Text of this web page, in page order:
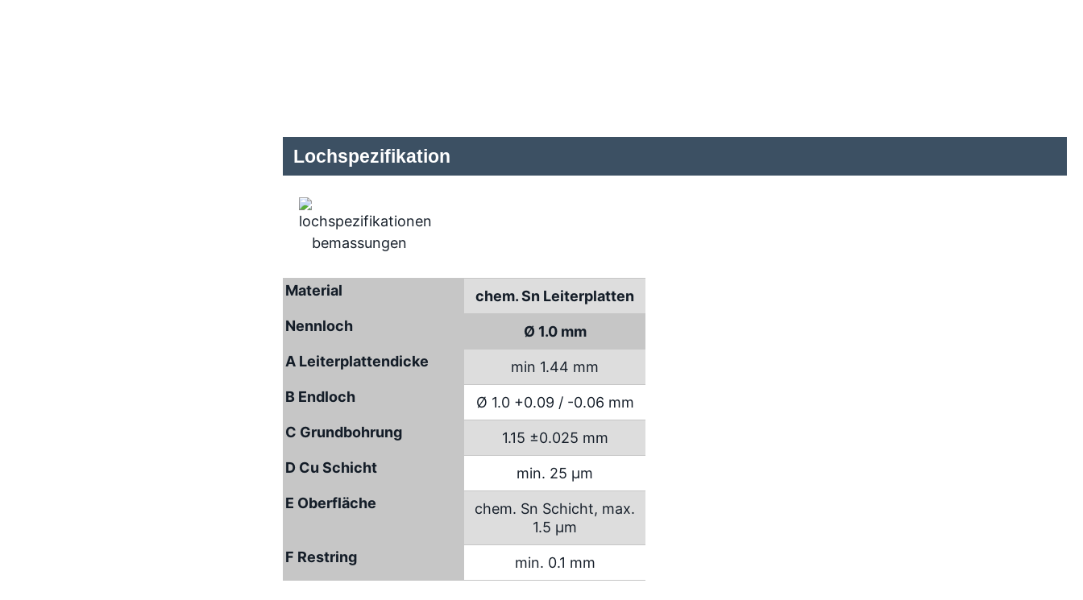
Lochspezifikation
Material
chem. Sn Leiterplatten
Nennloch
Ø 1.0 mm
A Leiterplattendicke
min 1.44 mm
B Endloch
Ø 1.0 +0.09 / -0.06 mm
C Grundbohrung
1.15 ±0.025 mm
D Cu Schicht
min. 25 µm
E Oberfläche
chem. Sn Schicht, max.
1.5 µm
F Restring
min. 0.1 mm